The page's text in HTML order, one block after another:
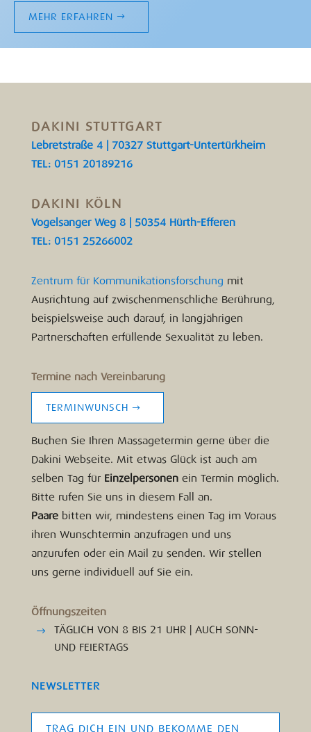
MEHR ERFAHREN
DAKINI STUTTGART
Lebretstraße 4 | 70327 Stuttgart-Untertürkheim
TEL: 0151 20189216
DAKINI KÖLN
Vogelsanger Weg 8 | 50354 Hürth-Efferen
TEL: 0151 25266002
Zentrum für Kommunikationsforschung mit
Ausrichtung auf zwischenmenschliche Berührung,
beispielsweise auch darauf, in langjährigen
Partnerschaften erfüllende Sexualität zu leben.
Termine nach Vereinbarung
TERMINWUNSCH
Buchen Sie Ihren Massagetermin gerne über die
Dakini Webseite. Mit etwas Glück ist auch am
selben Tag für Einzelpersonenein Termin möglich.
Bitte rufen Sie uns in diesem Fall an.
Paarebitten wir, mindestens einen Tag im Voraus
ihren Wunschtermin anzufragen und uns
anzurufen oder ein Mail zu senden. Wir stellen
uns gerne individuell auf Sie ein.
Öffnungszeiten
TÄGLICH VON 8 BIS 21 UHR | AUCH SONN-
UND FEIERTAGS
NEWSLETTER
TRAG DICH EIN UND BEKOMME DEN